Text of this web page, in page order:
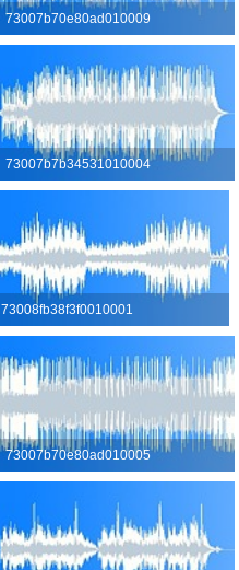
73007b70e80ad010009
73007b7b34531010004
73008fb38f3f0010001
73007b70e80ad010005